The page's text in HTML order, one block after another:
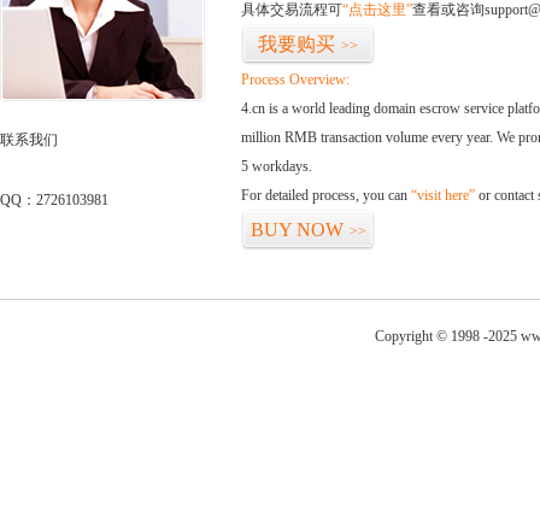
联系我们
QQ：2726103981
具体交易流程可“点击这里”查看或咨询
我要购买 >>
Process Overview:
4.cn is a world leading domain escrow service
million RMB transaction volume every year. We
5 workdays.
For detailed process, you can “visit here” or contact
BUY NOW >>
Copyright © 1998 -2025